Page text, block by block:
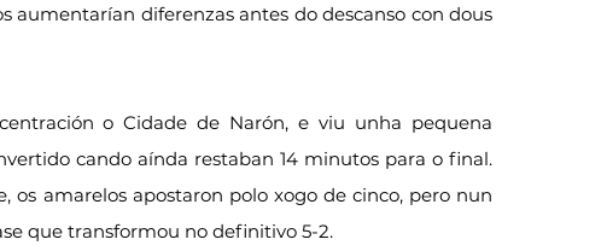
aumentarían diferenzas antes do descanso con dous
o Cidade de Narón, e viu unha pequena
cando aínda restaban 14 minutos para o final.
os amarelos apostaron polo xogo de cinco, pero nun
que transformou no definitivo 5-2.